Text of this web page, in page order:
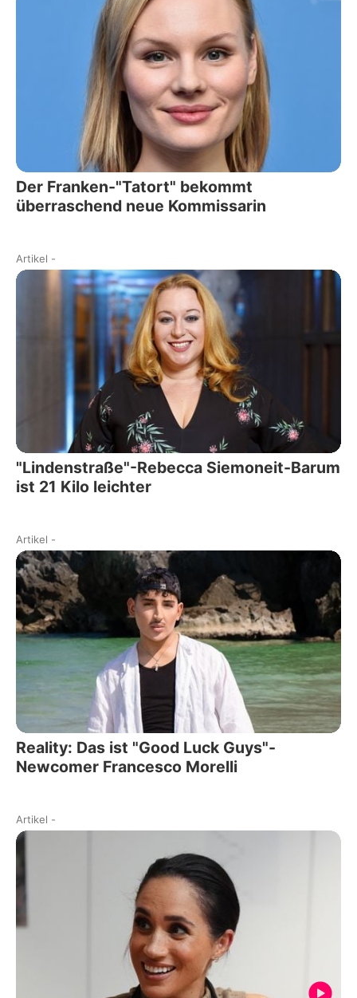
Der Franken-"Tatort" bekommt
überraschend neue Kommissarin
Artikel -
"Lindenstraße"-Rebecca Siemoneit-Barum
ist 21 Kilo leichter
Artikel -
Reality: Das ist "Good Luck Guys"-
Newcomer Francesco Morelli
Artikel -